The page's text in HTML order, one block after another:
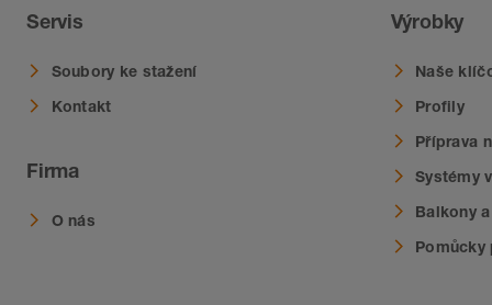
Servis
Soubory ke stažení
Kontakt
Firma
O nás
Výrobky
Naše
Profily
Příprava
Systémy
Balkony
Pomůcky